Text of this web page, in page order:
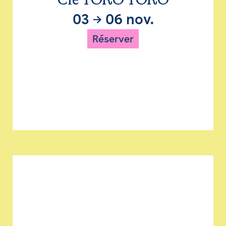
03 → 06 nov.
Réserver